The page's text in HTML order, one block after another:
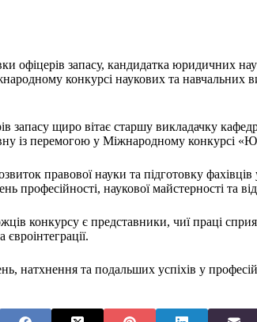
офіцерів запасу, кандидатка юридичних
конкурсі наукових та навчальних
запасу щиро вітає старшу викладачку
із перемогою у Міжнародному конкурсі
правової науки та підготовку
професійності, наукової майстерності та
конкурсу є представники, чиї праці
натхнення та подальших успіхів у